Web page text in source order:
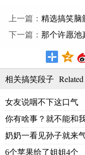
上一篇： 精选搞笑脑
下一篇： 那个许愿池
相关搞笑段子 Related
女友说咽不下这口气
你有啥事？就不能和
奶奶一看见孙子就来
6个苹果给了姐姐4个